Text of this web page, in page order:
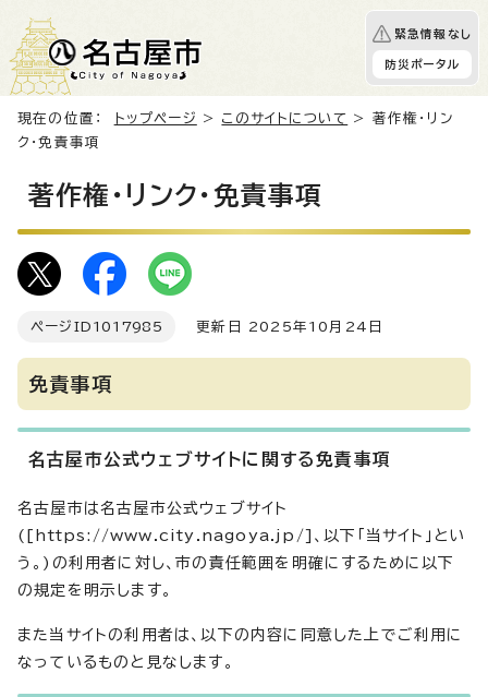
緊急情報なし
防災ポータル
現在の位置： トップページ > このサイトについて
> 著作権・リン
ク・免責事項
著作権・リンク・免責事項
ページID 1017985 更新日 2025年10月24日
免責事項
名古屋市公式ウェブサイトに関する免責事項
名古屋市は名古屋市公式ウェブサイト
([https://www.city.nagoya.jp/]、以下「当サイト」とい
う。)の利用者に対し、市の責任範囲を明確にするために以下
の規定を明示します。
また当サイトの利用者は、以下の内容に同意した上でご利用に
なっているものと見なします。